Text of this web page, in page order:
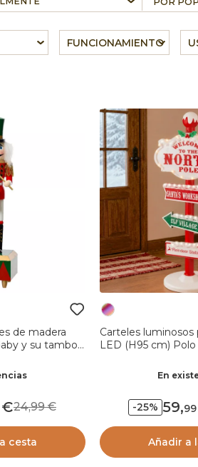
FUNCIONAMIENTO
de madera
y su tambor
24,99
cesta
Carteles luminosos
LED (H95 cm)
En
-25% 59,99
Añadir a